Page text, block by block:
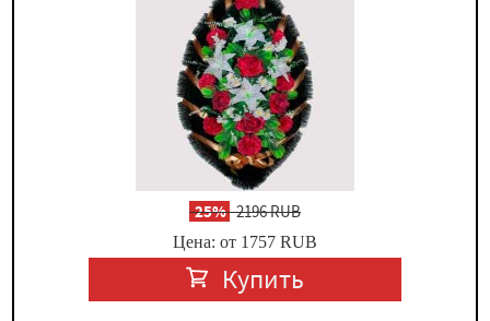
-25%2196 RUB
Цена: от 1757 RUB
Купить